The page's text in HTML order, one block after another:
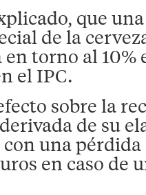
que
de la
torno al 10%
el IPC.
sobre la
de su
una
en caso de